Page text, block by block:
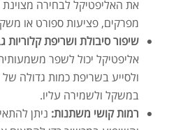
את האליפטיקל לבחירה
מפרקים, פציעות ספורט או
שיפור סיבולת ושריפת קלוריות
אליפטיקל יכול לשפר
ולסייע בשריפת כמות גדולה
במשקל ולשמירה עליו.
רמות קושי משתנות: ניתן